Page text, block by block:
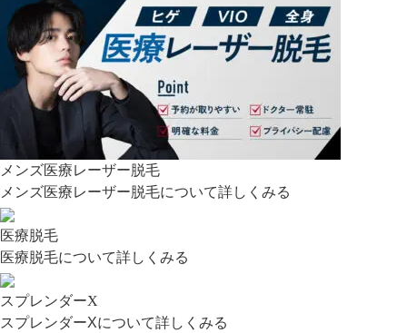
メンズ医療レーザー脱毛
メンズ医療レーザー脱毛について詳しくみる
医療脱毛
医療脱毛について詳しくみる
スプレンダーX
スプレンダーXについて詳しくみる